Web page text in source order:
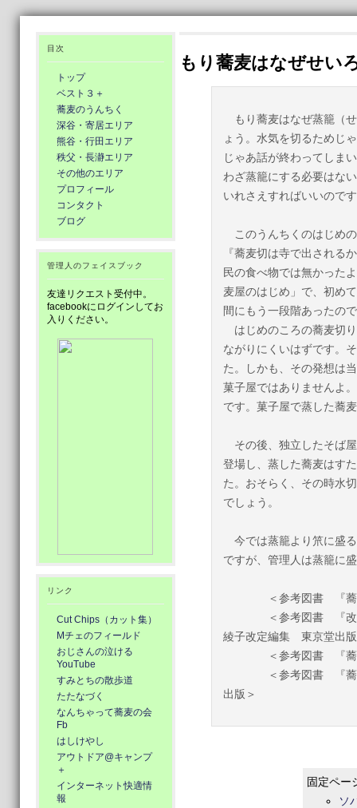
目次
トップ
ベスト３＋
蕎麦のうんちく
深谷・寄居エリア
熊谷・行田エリア
秩父・長瀞エリア
その他のエリア
プロフィール
コンタクト
ブログ
管理人のフェイスブック
友達リクエスト受付中。
facebookにログインしてお
入りください。
リンク
Cut Chips（カット集）
Mチェのフィールド
おじさんの泣ける
YouTube
すみとちの散歩道
たたなづく
なんちゃって蕎麦の会
Fb
はしけやし
アウトドア@キャンプ
＋
インターネット快適情
報
もり蕎麦はなぜせい
もり蕎麦はなぜ蒸籠（
ょう。水気を切るためじ
じゃあ話が終わってしま
わざ蒸籠にする必要はな
いれさえすればいいので
このうんちくのはじめ
『蕎麦切は寺で出される
民の食べ物では無かった
麦屋のはじめ」で、初め
間にもう一段階あったの
はじめのころの蕎麦切
ながりにくいはずです。
た。しかも、その発想は
菓子屋ではありませんよ
です。菓子屋で蒸した蕎
その後、独立したそば
登場し、蒸した蕎麦はす
た。おそらく、その時水
でしょう。
今では蒸籠より笊に盛
ですが、管理人は蒸籠に
＜参考図書 『蕎麦
＜参考図書 『改定
綾子改定編集 東京堂出
＜参考図書 『蕎麦
＜参考図書 『蕎麦
出版＞
固定ペー
ソ